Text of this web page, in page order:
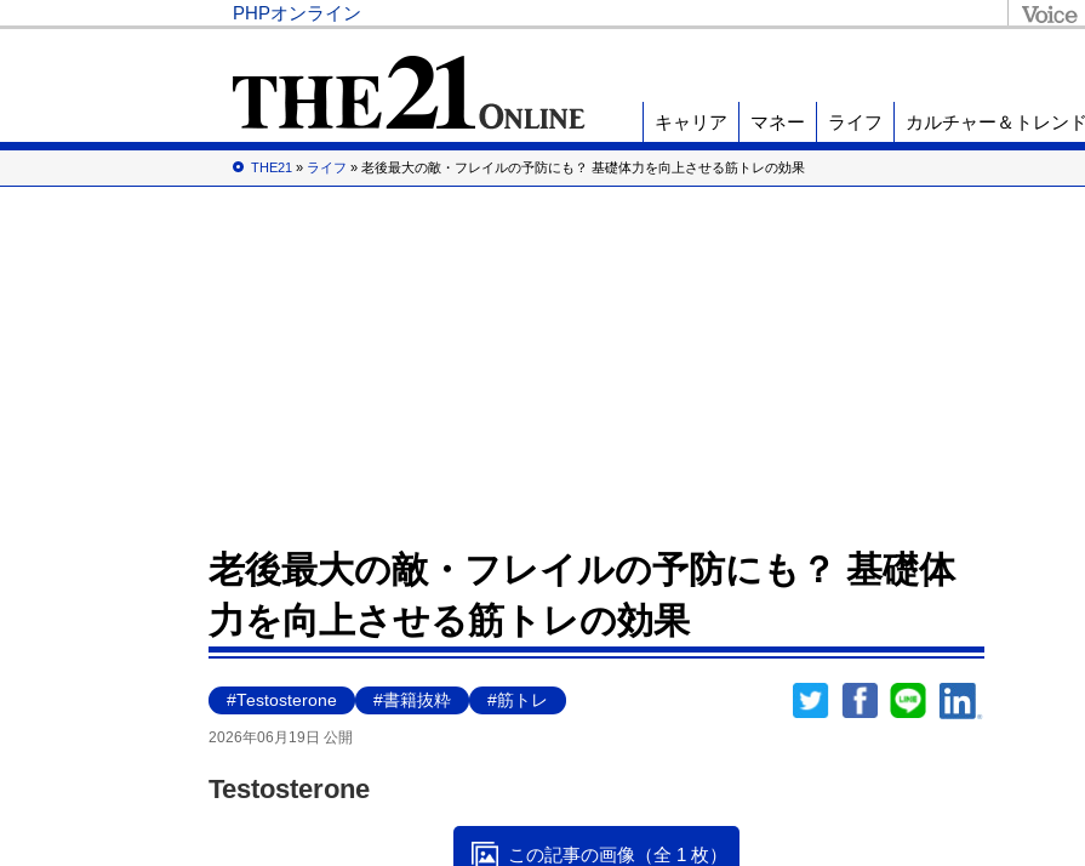
PHPオンライン
キャリア マネー ライフ カルチャー＆トレンド
THE21 » ライフ » 老後最大の敵・フレイルの予防にも？ 基礎体力を向上させる筋トレの効果
老後最大の敵・フレイルの予防にも？ 基礎体
力を向上させる筋トレの効果
#Testosterone #書籍抜粋 #筋トレ
2026年06月19日 公開
Testosterone
この記事の画像（全 1 枚）